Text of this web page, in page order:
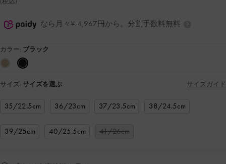
なら月々¥ 4,967円から。分割手数料無料
カラー: ブラック
サイズ: サイズを選ぶ サイズガイド
35/22.5cm 36/23cm 37/23.5cm 38/24.5cm
39/25cm 40/25.5cm 41/26cm